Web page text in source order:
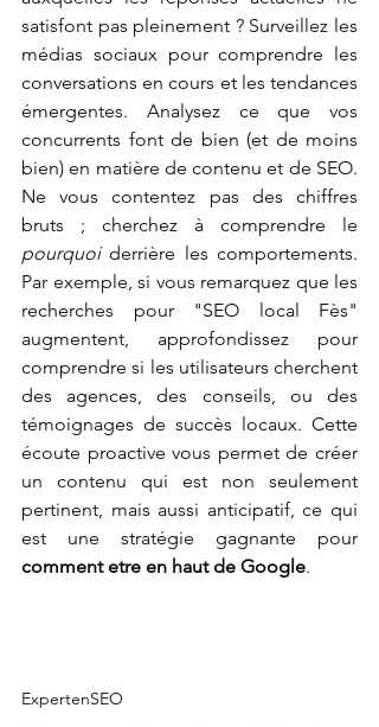
satisfont pas pleinement ? Surveillez les
médias sociaux pour comprendre les
conversations en cours et les tendances
émergentes. Analysez ce que vos
concurrents font de bien (et de moins
bien) en matière de contenu et de SEO.
Ne vous contentez pas des chiffres
pourquoi derrière les comportements.
Par exemple, si vous remarquez que les
recherches pour "SEO local Fès"
augmentent, approfondissez pour
comprendre si les utilisateurs cherchent
des agences, des conseils, ou des
témoignages de succès locaux. Cette
écoute proactive vous permet de créer
un contenu qui est non seulement
pertinent, mais aussi anticipatif, ce qui
comment etre en haut de Google.
ExpertenSEO